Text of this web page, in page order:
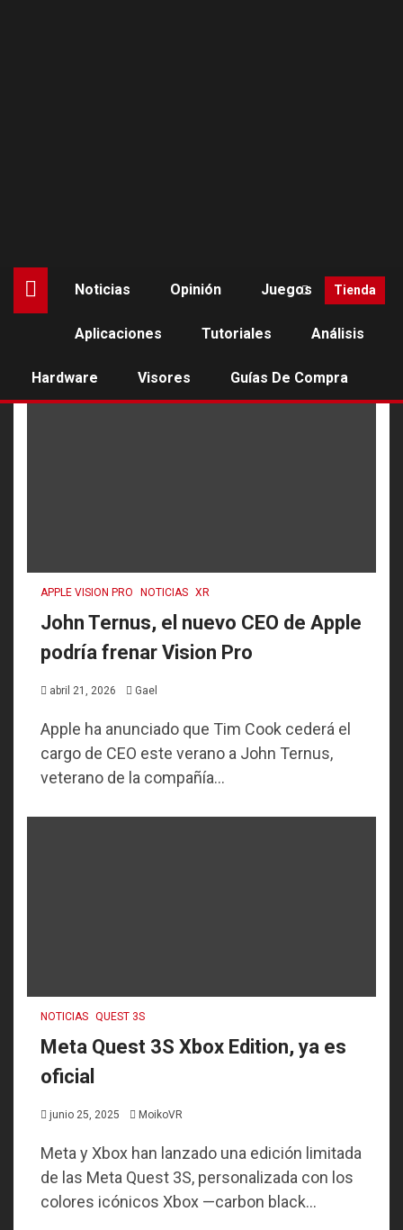
Noticias Opinión Juegos
Aplicaciones Tutoriales Análisis
Hardware Visores Guías De Compra
Tienda
APPLE VISION PRO NOTICIAS XR
John Ternus, el nuevo CEO de Apple
podría frenar Vision Pro
abril 21, 2026 Gael
Apple ha anunciado que Tim Cook cederá el
cargo de CEO este verano a John Ternus,
veterano de la compañía...
NOTICIAS QUEST 3S
Meta Quest 3S Xbox Edition, ya es
oficial
junio 25, 2025 MoikoVR
Meta y Xbox han lanzado una edición limitada
de las Meta Quest 3S, personalizada con los
colores icónicos Xbox —carbon black...